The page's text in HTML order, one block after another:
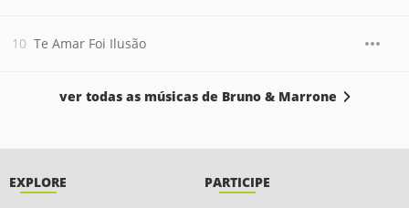
Te Amar Foi Ilusão
ver todas as músicas de Bruno & Marrone
EXPLORE PARTICIPE